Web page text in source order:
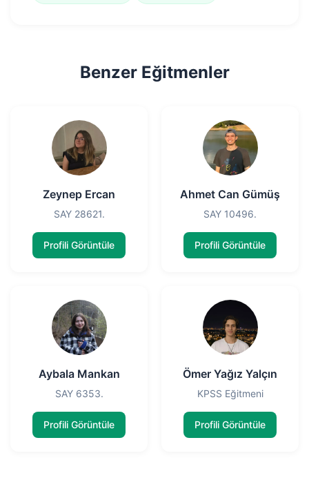
Benzer Eğitmenler
Zeynep Ercan
SAY 28621.
Profili Görüntüle
Ahmet Can Gümüş
SAY 10496.
Profili Görüntüle
Aybala Mankan
SAY 6353.
Profili Görüntüle
Ömer Yağız Yalçın
KPSS Eğitmeni
Profili Görüntüle